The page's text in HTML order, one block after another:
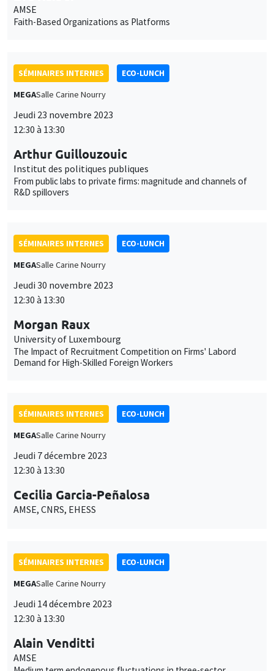
From public labs to private firms: magnitude and channels of
R&D spillovers
SÉMINAIRES INTERNES
ECO-LUNCH
MEGASalle Carine Nourry
Jeudi 30 novembre 2023
12:30 à 13:30
Morgan Raux
University of Luxembourg
The Impact of Recruitment Competition on Firms' Labord
Demand for High-Skilled Foreign Workers
SÉMINAIRES INTERNES
ECO-LUNCH
MEGASalle Carine Nourry
Jeudi 7 décembre 2023
12:30 à 13:30
Cecilia Garcia-Peñalosa
AMSE, CNRS, EHESS
MEGASalle Carine Nourry
Alain Venditti
Medium term endogenous fluctuations in three-sector
intertemporal equilibrium models
ANNULÉ SÉMINAIRES INTERNES
MEGASalle Carine Nourry
Jeudi 21 décembre 2023
12:30 à 13:30
Yann Bramoullé
AMSE